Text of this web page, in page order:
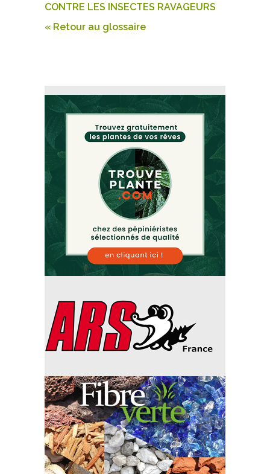
CONTRE LES INSECTES RAVAGEURS
« Retour au glossaire